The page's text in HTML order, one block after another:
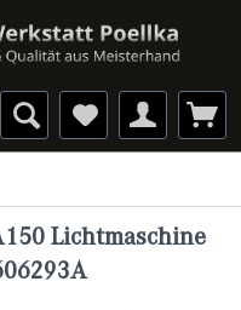
Lichtmaschine